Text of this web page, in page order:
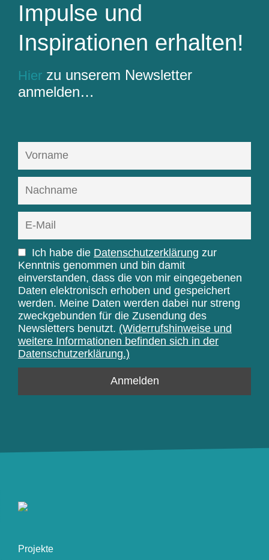
Impulse und
Inspirationen erhalten!
Hier zu unserem Newsletter
anmelden…
Ich habe die Datenschutzerklärung zur
Kenntnis genommen und bin damit
einverstanden, dass die von mir eingegebenen
Daten elektronisch erhoben und gespeichert
werden. Meine Daten werden dabei nur streng
zweckgebunden für die Zusendung des
Newsletters benutzt. (Widerrufshinweise und
weitere Informationen befinden sich in der
Datenschutzerklärung.)
Projekte